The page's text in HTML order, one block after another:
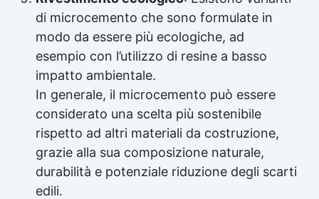
di microcemento che sono formulate in
modo da essere più ecologiche, ad
esempio con l’utilizzo di resine a basso
impatto ambientale.
In generale, il microcemento può essere
considerato una scelta più sostenibile
rispetto ad altri materiali da costruzione,
grazie alla sua composizione naturale,
durabilità e potenziale riduzione degli scarti
edili.